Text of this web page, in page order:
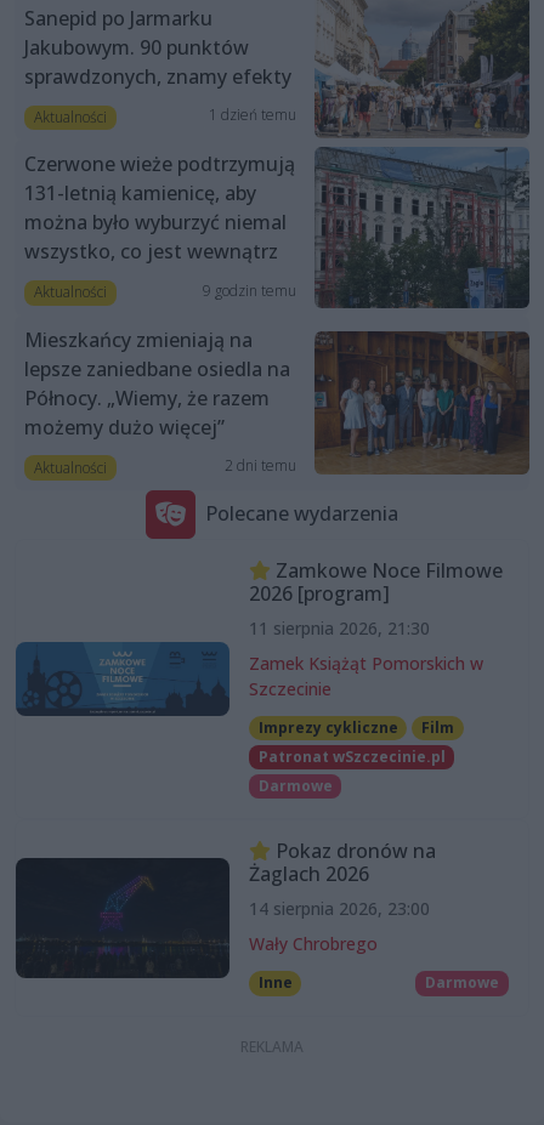
Sanepid po Jarmarku
Jakubowym. 90 punktów
sprawdzonych, znamy efekty
Aktualności 1 dzień temu
Czerwone wieże podtrzymują
131-letnią kamienicę, aby
można było wyburzyć niemal
wszystko, co jest wewnątrz
Aktualności 9 godzin temu
Mieszkańcy zmieniają na
lepsze zaniedbane osiedla na
Północy. „Wiemy, że razem
możemy dużo więcej”
Aktualności 2 dni temu
Polecane wydarzenia
Zamkowe Noce Filmowe
2026 [program]
11 sierpnia 2026, 21:30
Zamek Książąt Pomorskich w
Szczecinie
Imprezy cykliczne
Film
Patronat wSzczecinie.pl
Darmowe
Pokaz dronów na
Żaglach 2026
14 sierpnia 2026, 23:00
Wały Chrobrego
Inne Darmowe